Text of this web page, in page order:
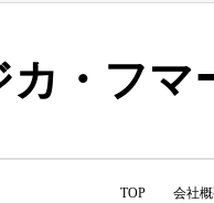
・フマ
TOP 会社